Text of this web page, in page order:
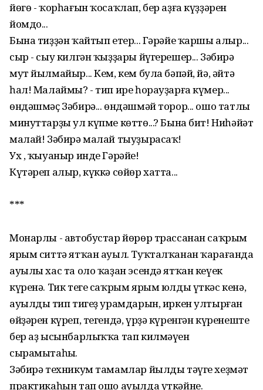
йөгө - ҡорһағын ҡосаҡлап, бер аҙға күҙҙәрен
йомдо...
Бына тиҙҙән ҡайтып етер... Гәрәйе ҡаршы алыр...
сыр - сыу килгән ҡыҙҙары йүгерешер... Зәбирә
мут йылмайыр... Кем, кем була бәпәй, йә, әйтә
һал! Малаймы? - тип ире һорауҙарға күмер...
өндәшмәҫ Зәбирә... өндәшмәй торор... ошо татлы
минуттарҙы ул күпме көттө...? Бына бит! Ниһәйәт
малай! Зәбирә малай тыуҙырасаҡ!
Ух , ҡыуаныр инде Гәрәйе!
Күтәреп алыр, күккә сөйөр хатта...
***
Монарлы - автобустар йөрөр трассанан саҡрым
ярым ситтә ятҡан ауыл. Туҡталҡанан ҡарағанда
ауылы хас та оло ҡаҙан эсендә ятҡан кеүек
күренә. Тик теге саҡрым ярым юлды үткәс кенә,
ауылдың тип тигеҙ урамдарын, иркен ултырған
өйҙәрен күреп, тегендә, үрҙә күренгән күренештең
бер аҙ ысынбарлыҡҡа тап килмәүен
сырамытаһың.
Зәбирә техникум тамамлар йылды тәүге хеҙмәт
практикаһын тап ошо ауылда үткәйне.